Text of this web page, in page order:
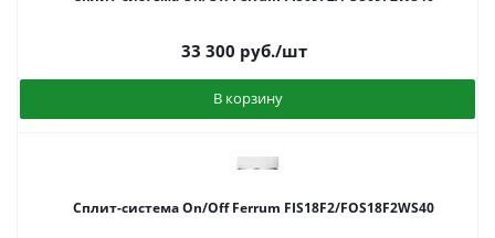
33 300 руб./шт
В корзину
Сплит-система On/Off Ferrum FIS18F2/FOS18F2WS40